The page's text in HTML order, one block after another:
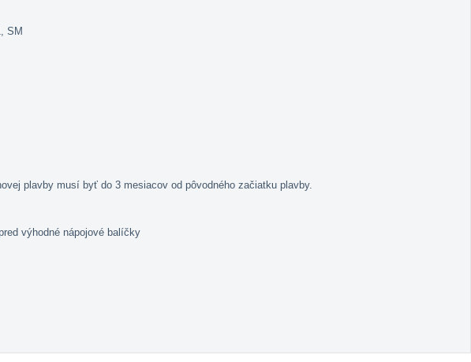
SM
plavby musí byť do 3 mesiacov od pôvodného začiatku plavby.
výhodné nápojové balíčky